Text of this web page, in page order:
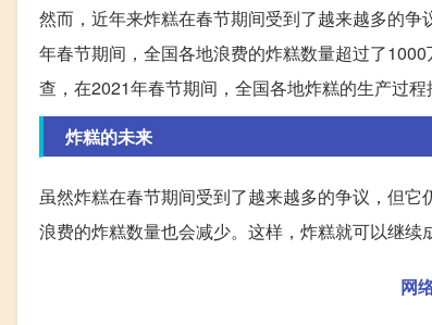
然而，近年来炸糕在春节期间受到了越来越多的
年春节期间，全国各地浪费的炸糕数量超过了
查，在2021年春节期间，全国各地炸糕的生产过程
炸糕的未来
虽然炸糕在春节期间受到了越来越多的争议，但
浪费的炸糕数量也会减少。这样，炸糕就可以继续
网